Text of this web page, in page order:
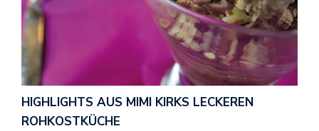
HIGHLIGHTS AUS MIMI KIRKS LECKEREN
ROHKOSTKÜCHE